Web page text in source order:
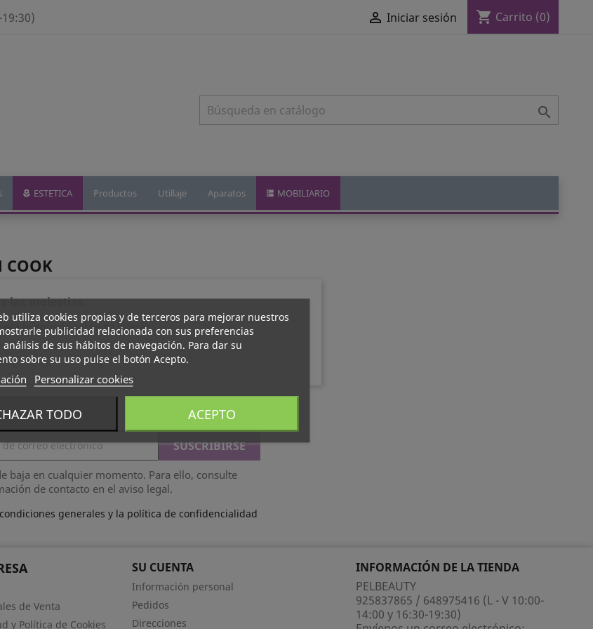
 Iniciar sesión shopping_cart Carrito (0)

ESTETICA Productos Utillaje Aparatos MOBILIARIO
las molestias.
búsqueda sobre su interés

baja en cualquier momento. Para ello, consulte
de contacto en el aviso legal.
generales y la política de confidencialidad
de Venta
y Política de Cookies
SU CUENTA
Información personal
Pedidos
Direcciones
INFORMACIÓN DE LA TIENDA
PELBEAUTY
925837865 / 648975416 (L - V 10:00-
14:00 y 16:30-19:30)
utiliza cookies propias y de terceros para mejorar nuestros
publicidad relacionada con sus preferencias
de sus hábitos de navegación. Para dar su
sobre su uso pulse el botón Acepto.
Personalizar cookies
TODO ACEPTO